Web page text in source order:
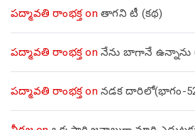
పద్మావతి రాంభక్తon తాగని టీ (కథ)
పద్మావతి రాంభక్తon నేను బాగానే ఉన్నాను
పద్మావతి రాంభక్తon నడక దారిలో(భాగం-